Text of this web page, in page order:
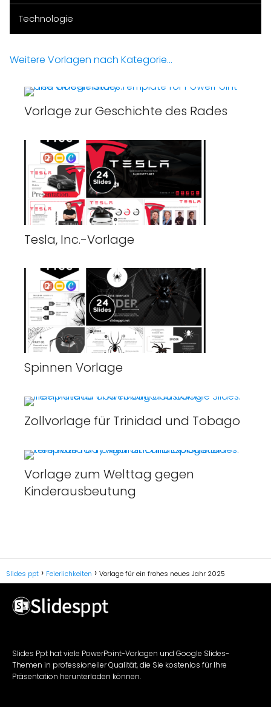
Technologie
Weitere Vorlagen nach Kategorie...
Vorlage zur Geschichte des Rades
Tesla, Inc.-Vorlage
Spinnen Vorlage
Zollvorlage für Trinidad und Tobago
Vorlage zum Welttag gegen
Kinderausbeutung
Slides ppt Feierlichkeiten Vorlage für ein frohes neues Jahr 2025
Slides Ppt hat viele PowerPoint-Vorlagen und Google Slides-
Themen in professioneller Qualität, die Sie kostenlos für Ihre
Präsentation herunterladen können.